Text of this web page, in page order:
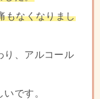
もなくなりまし
り、アルコール
です。